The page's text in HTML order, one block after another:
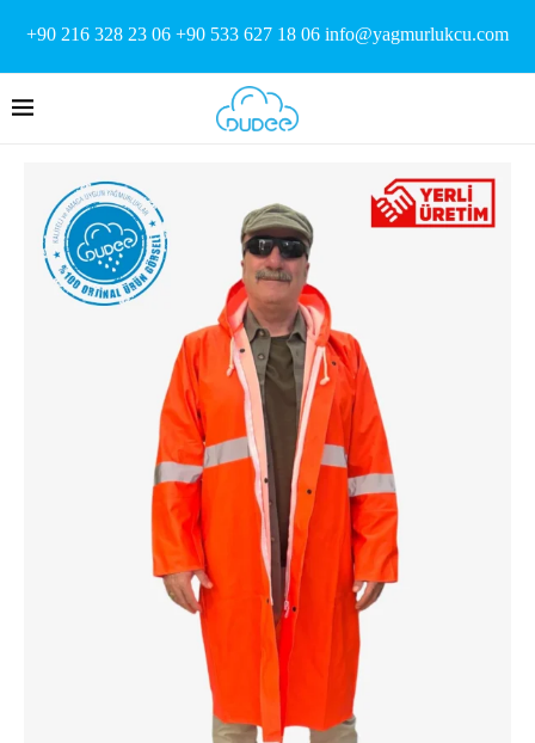
+90 216 328 23 06 +90 533 627 18 06 info@yagmurlukcu.com